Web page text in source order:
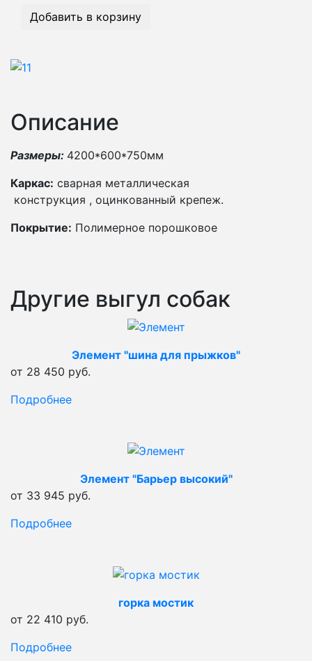
Добавить в корзину
Описание
Размеры: 4200*600*750мм
Каркас: сварная металлическая
конструкция , оцинкованный крепеж.
Покрытие: Полимерное порошковое
Другие выгул собак
Элемент "шина для прыжков"
от 28 450 руб.
Подробнее
Элемент "Барьер высокий"
от 33 945 руб.
Подробнее
горка мостик
от 22 410 руб.
Подробнее